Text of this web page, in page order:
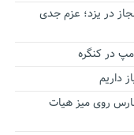
در یزد؛ عزم جدی
در کنگره
داریم
فارس روی میز هیات